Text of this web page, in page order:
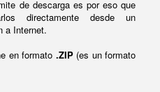
de descarga es por eso que
directamente desde un
a Internet.
en formato .ZIP(es un formato